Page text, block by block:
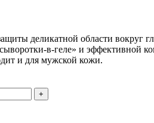
деликатной области вокруг
в-геле» и эффективной
и для мужской кожи.